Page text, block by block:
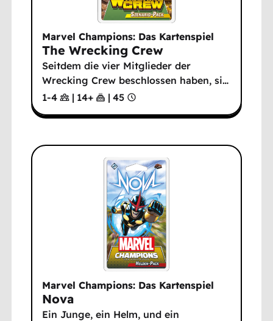
Marvel Champions: Das Kartenspiel
The Wrecking Crew
Seitdem die vier Mitglieder der
Wrecking Crew beschlossen haben, si…
1-4
| 14+ | 45
Marvel Champions: Das Kartenspiel
Nova
Ein Junge, ein Helm, und ein